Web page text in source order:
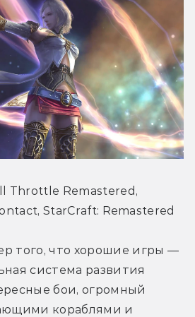
Throttle Remastered,
StarCraft: Remastered
того, что хорошие игры —
система развития
бои, огромный
кораблями и